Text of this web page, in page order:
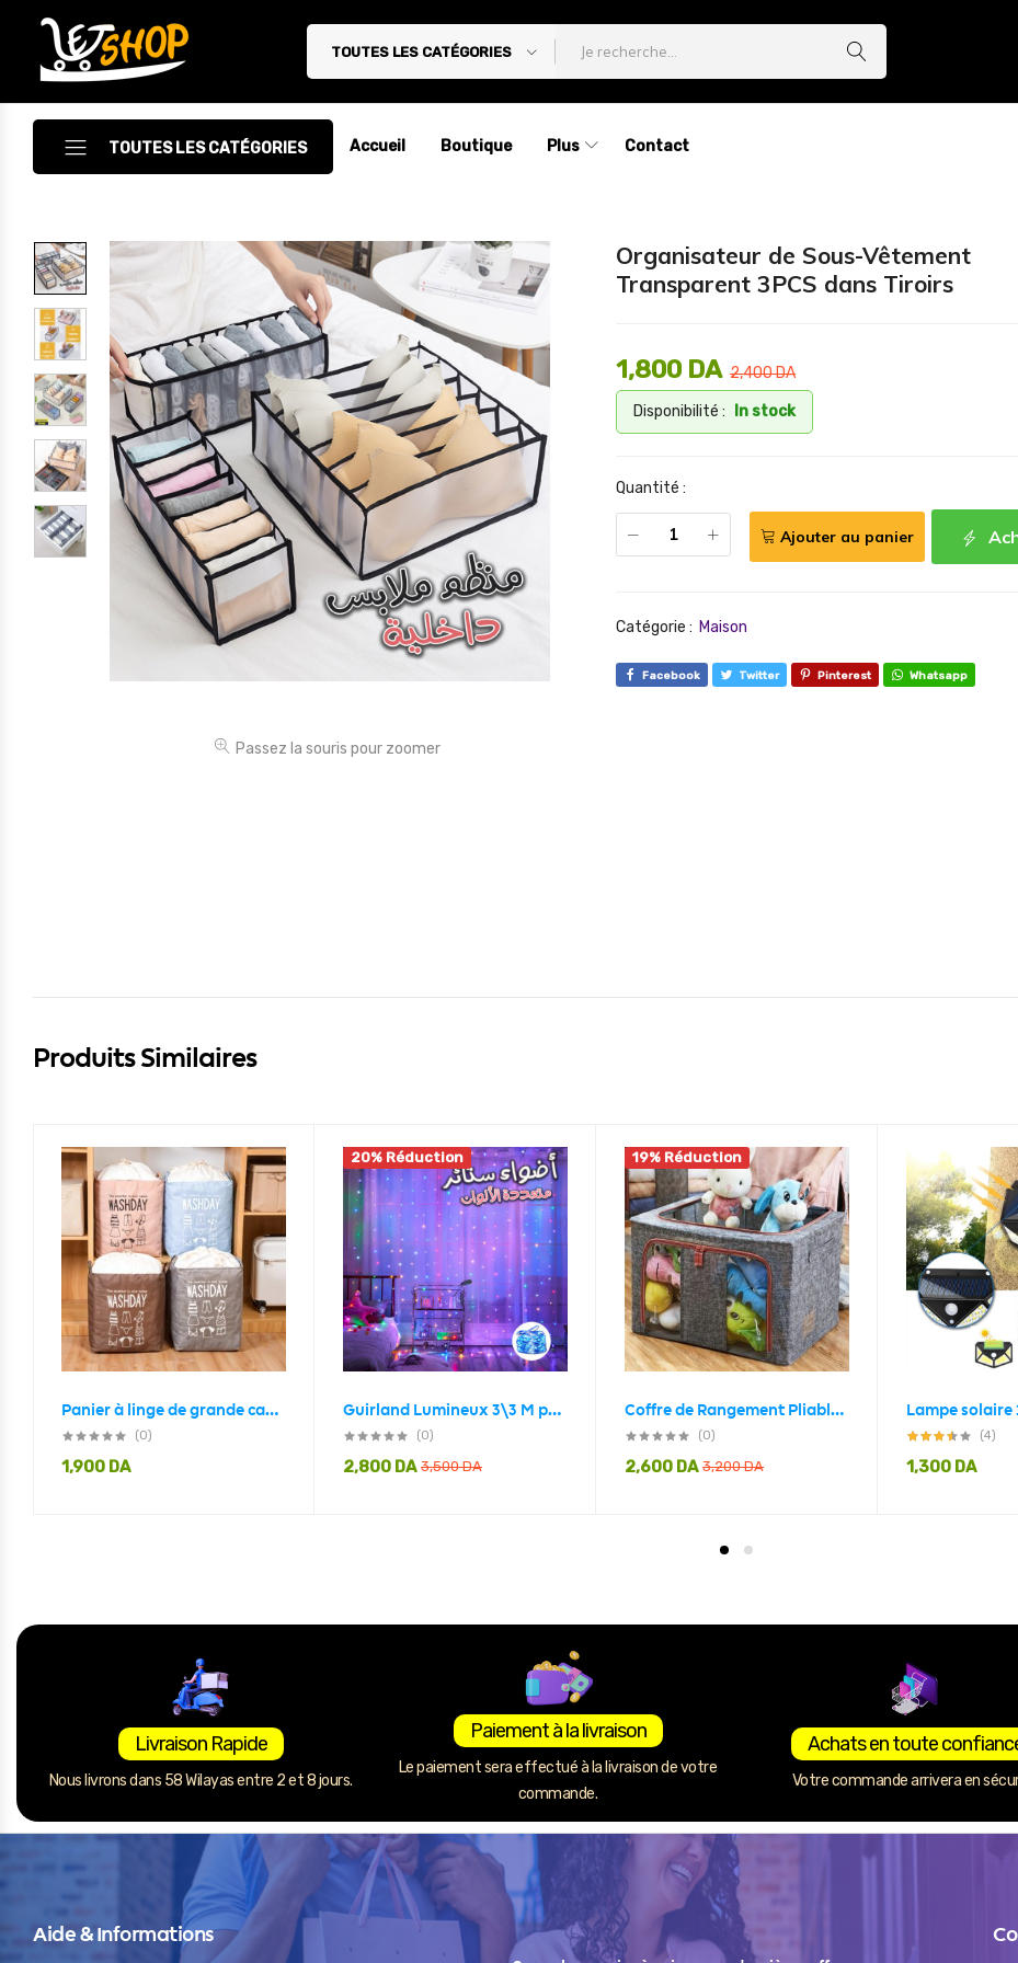
Letshop.dz
TOUTES LES CATÉGORIES
TOUTES LES CATÉGORIES
Accessoires
Accessoires Auto/Moto
Accessoires PC
Camping & Randonnée
Cuisine
Décoration
Electroménager
Électronique
Jouets
Accueil Boutique Plus Contact
Passez la souris pour zoomer
Organisateur de Sous-Vêtement
Transparent 3PCS dans Tiroirs
2,400DA
1,800 DA
Disponibilité : In stock
Quantité :
Ajouter au panier
Catégorie : Maison
Facebook Twitter Pinterest Whatsapp
Produits Similaires
Panier à linge de grande capacité pliable pour vêtements couette
(0)
1,900 DA
20% Réduction
Guirland Lumineux 3\3 M pour la décoration de la maison
(0)
3,500DA
2,800 DA
19% Réduction
Coffre de Rangement Pliable Pour Vêtements et Articles
(0)
3,200DA
2,600 DA
(4)
1,300 DA
Livraison Rapide
Nous livrons dans 58 Wilayas entre 2 et 8 jours.
Paiement à la livraison
Le paiement sera effectué à la livraison de votre
commande.
Achats en toute
Votre commande arrivera en
Aide & Informations